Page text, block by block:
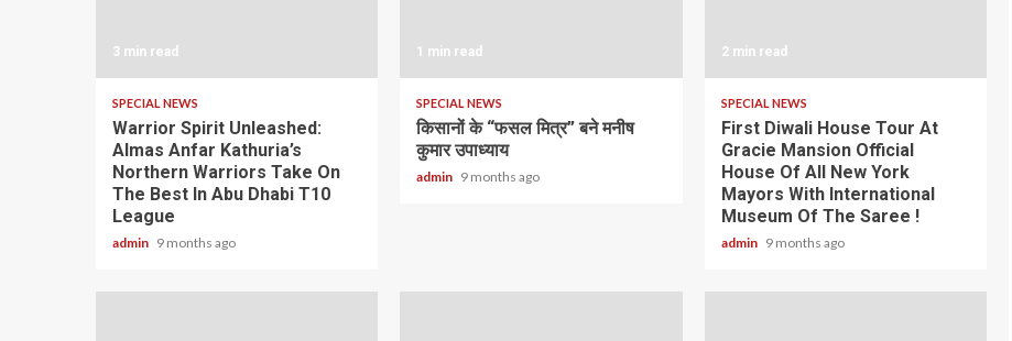
3 min read
SPECIAL NEWS
Warrior Spirit Unleashed:
Almas Anfar Kathuria’s
Northern Warriors Take On
The Best In Abu Dhabi T10
League
admin 9 months ago
1 min read
SPECIAL NEWS
किसानों के “फसल मित्र” बने मनीष
कुमार उपाध्याय
admin 9 months ago
2 min read
SPECIAL NEWS
First Diwali House Tour At
Gracie Mansion Official
House Of All New York
Mayors With International
Museum Of The Saree !
admin 9 months ago